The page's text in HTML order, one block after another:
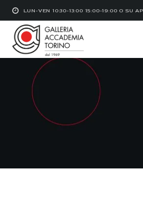
LUN-VEN 10:30-13:00 15:00-19:00 O SU